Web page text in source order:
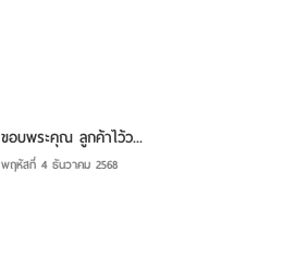
ขอบพระคุณ ลูกค้าไว้ว...
พฤหัสที่ 4 ธันวาคม 2568